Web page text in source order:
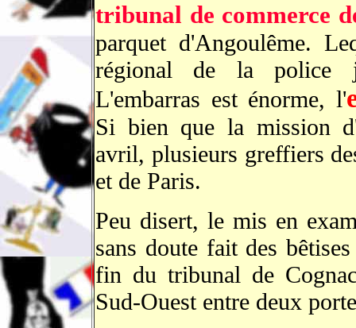
tribunal de commerce
parquet d'Angoulême.
régional de la police
L'embarras est énorme, l'
Si bien que la mission
avril, plusieurs greffiers
et de Paris.
Peu disert, le mis en
sans doute fait des
fin du tribunal de
Sud-Ouest entre deux